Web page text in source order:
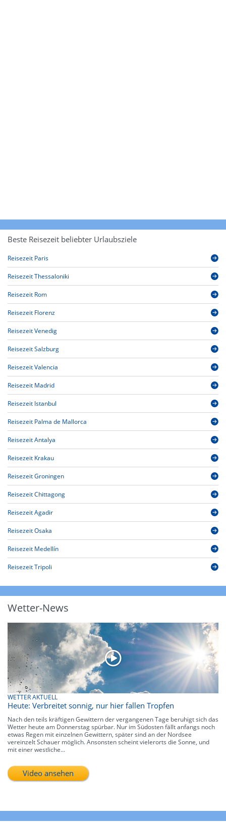
Beste Reisezeit beliebter Urlaubsziele
Reisezeit Paris
Reisezeit Thessaloniki
Reisezeit Rom
Reisezeit Florenz
Reisezeit Venedig
Reisezeit Salzburg
Reisezeit Valencia
Reisezeit Madrid
Reisezeit Istanbul
Reisezeit Palma de Mallorca
Reisezeit Antalya
Reisezeit Krakau
Reisezeit Groningen
Reisezeit Chittagong
Reisezeit Agadir
Reisezeit Osaka
Reisezeit Medellín
Reisezeit Tripoli
Wetter-News
WETTER AKTUELL
Heute: Verbreitet sonnig, nur hier fallen Tropfen
Nach den teils kräftigen Gewittern der vergangenen Tage beruhigt sich das
Wetter heute am Donnerstag spürbar. Nur im Südosten fällt anfangs noch
etwas Regen mit einzelnen Gewittern, später sind an der Nordsee
vereinzelt Schauer möglich. Ansonsten scheint vielerorts die Sonne, und
mit einer westliche...
Video ansehen